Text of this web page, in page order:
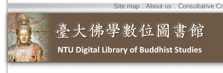
Site map．About us ． Consultative